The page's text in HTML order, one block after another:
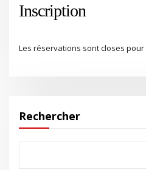
Inscription
Les réservations sont closes
Rechercher